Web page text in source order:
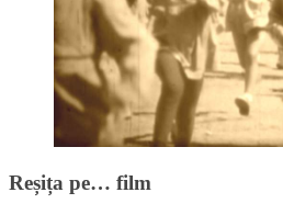
Reșița pe… film